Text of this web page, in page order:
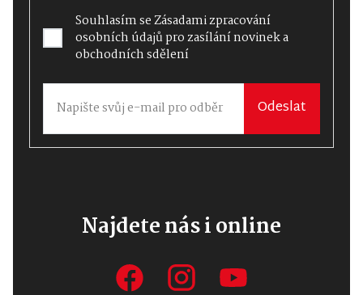
Souhlasím seZásadami zpracování
osobních údajůpro zasílání novinek a
obchodních sdělení
Odeslat
Najdete nás i online